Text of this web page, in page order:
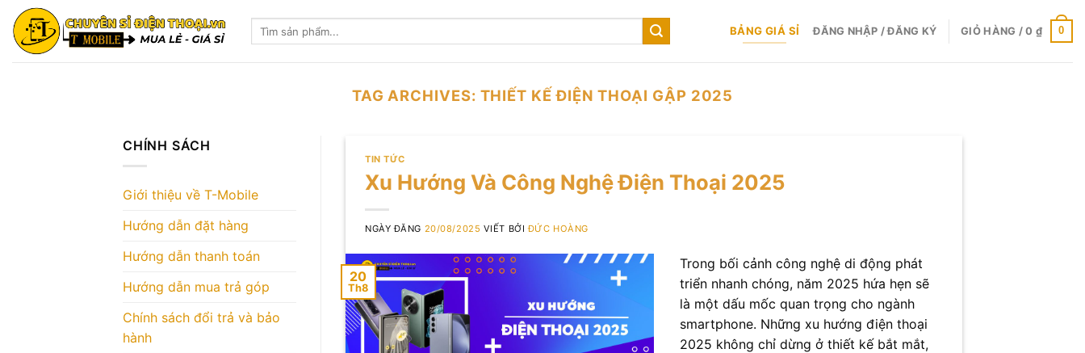
Skip
content
Tìm
BẢNG GIÁ SỈ ĐĂNG NHẬP / ĐĂNG KÝ GIỎ HÀNG /0 ₫ 0
TAG ARCHIVES: THIẾT KẾ ĐIỆN THOẠI GẬP 2025
CHÍNH SÁCH
Giới thiệu về T-Mobile
Hướng dẫn đặt hàng
Hướng dẫn thanh toán
Hướng dẫn mua trả góp
Chính sách đổi trả và bảo
hành
TIN TỨC
Xu Hướng Và Công Nghệ Điện Thoại 2025
NGÀY ĐĂNG 20/08/2025 VIẾT BỞIĐỨC HOÀNG
20
Th8
Trong bối cảnh công nghệ di động phát
triển nhanh chóng, năm 2025 hứa hẹn sẽ
là một dấu mốc quan trọng cho ngành
smartphone. Những xu hướng điện thoại
2025 không chỉ dừng ở thiết kế bắt mắt,